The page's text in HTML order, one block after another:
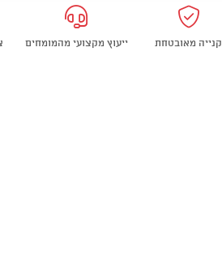
קנייה מאובטחת ייעוץ מקצועי מהמומחים